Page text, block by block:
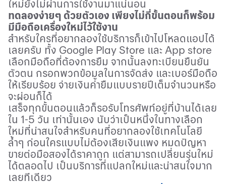
ใหม่ยังไม่ผ่านการใช้งานมาแน่นอน
ทดลองง่ายๆ ด้วยตัวเอง เพียงไม่กี่ขั้นตอนก็พร้อม
มีมือถือเครื่องใหม่ไว้ใช้งาน
สำหรับใครที่อยากลองใช้บริการก็เข้าไปโหลดแอปได้
เลยครับ ทั้ง Google Play Store และ App store
เลือกมือถือที่ต้องการยืม จากนั้นลงทะเบียนยืนยัน
ตัวตน กรอกพวกข้อมูลในการจัดส่ง และเบอร์มือถือ
ให้เรียบร้อย จ่ายเงินค่ายืมแบบรายปีเต็มจำนวนหรือ
จะผ่อนก็ได้
เสร็จทุกขั้นตอนแล้วก็รอรับโทรศัพท์อยู่ที่บ้านได้เลย
ใน 1-5 วัน เท่านั้นเอง นับว่าเป็นหนึ่งในทางเลือก
ใหม่ที่น่าสนใจสำหรับคนที่อยากลองใช้เทคโนโลยี
ล้ำๆ ก่อนใครแบบไม่ต้องเสียเงินแพง หมดปัญหา
ขายต่อมือสองได้ราคาถูก แต่สามารถเปลี่ยนรุ่นใหม่
ได้ตลอดไป เป็นบริการที่แปลกใหม่และน่าสนใจมาก
เลยทีเดียว